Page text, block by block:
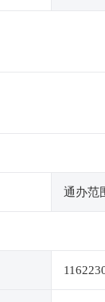
通办范